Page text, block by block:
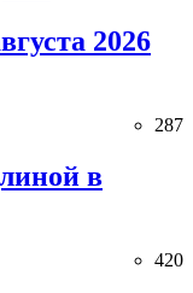
2026
287
в
420